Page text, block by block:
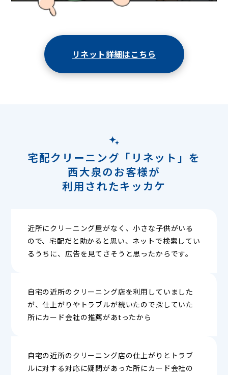
リネット詳細はこちら
宅配クリーニング「リネット」を
西大泉のお客様が
利用されたキッカケ
近所にクリーニング屋がなく、小さな子供がいる
ので、宅配だと助かると思い、ネットで検索してい
るうちに、広告を見てさそうと思ったからです。
自宅の近所のクリーニング店を利用していました
が、仕上がりやトラブルが続いたので探していた
所にカード会社の推薦があtったから
自宅の近所のクリーニング店の仕上がりとトラブ
ルに対する対応に疑問があった所にカード会社の